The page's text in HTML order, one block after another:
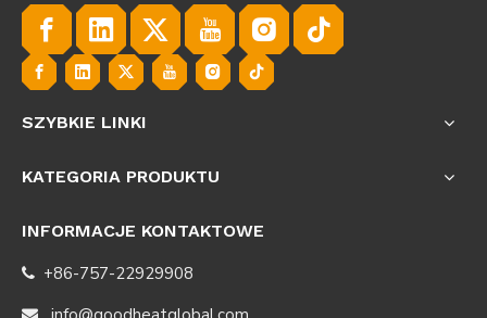
SZYBKIE LINKI
KATEGORIA PRODUKTU
INFORMACJE KONTAKTOWE
 +86-757-22929908
